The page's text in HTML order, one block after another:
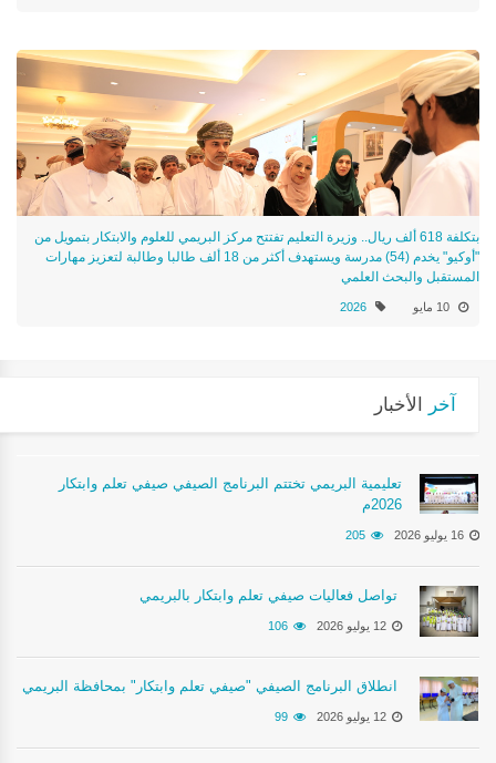
بتكلفة 618 ألف ريال.. وزيرة التعليم تفتتح مركز البريمي للعلوم والابتكار بتمويل من
"أوكيو" يخدم (54) مدرسة ويستهدف أكثر من 18 ألف طالبا وطالبة لتعزيز مهارات
المستقبل والبحث العلمي
10 مايو 2026
آخر الأخبار
تعليمية البريمي تختتم البرنامج الصيفي صيفي تعلم وابتكار
2026م
16 يوليو 2026 205
12 يوليو 2026 106
12 يوليو 2026 99